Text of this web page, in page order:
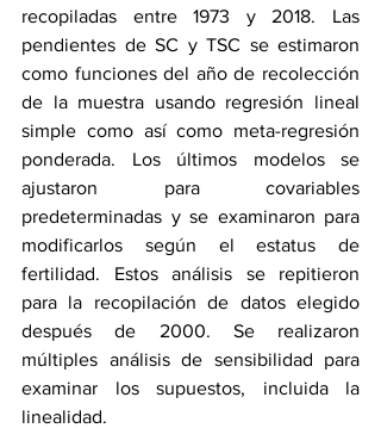
recopiladas entre 1973 y 2018. Las
pendientes de SC y TSC se estimaron
como funciones del año de recolección
de la muestra usando regresión lineal
simple como así como meta-regresión
ponderada. Los últimos modelos se
ajustaron para covariables
predeterminadas y se examinaron para
modificarlos según el estatus de
fertilidad. Estos análisis se repitieron
para la recopilación de datos elegido
después de 2000. Se realizaron
múltiples análisis de sensibilidad para
examinar los supuestos, incluida la
linealidad.